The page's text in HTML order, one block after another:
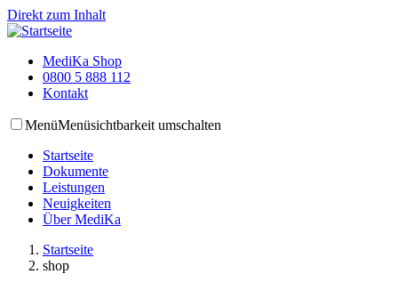
Direkt zum Inhalt
MediKa Shop
0800 5 888 112
Kontakt
MenüMenüsichtbarkeit umschalten
Startseite
Dokumente
Leistungen
Neuigkeiten
Über MediKa
Startseite
shop